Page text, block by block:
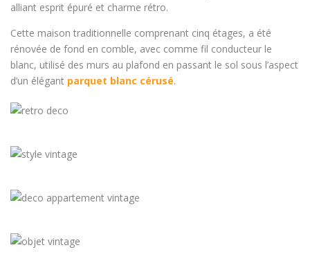
alliant esprit épuré et charme rétro.
Cette maison traditionnelle comprenant cinq étages, a été
rénovée de fond en comble, avec comme fil conducteur le
blanc, utilisé des murs au plafond en passant le sol sous l’aspect
d’un élégant parquet blanc cérusé.